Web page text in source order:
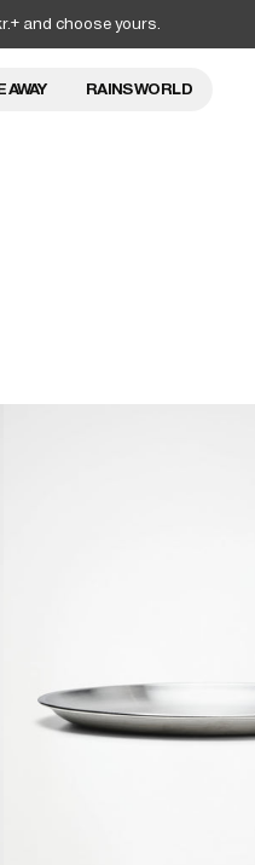
and choose yours.
AWAY RAINS WORLD